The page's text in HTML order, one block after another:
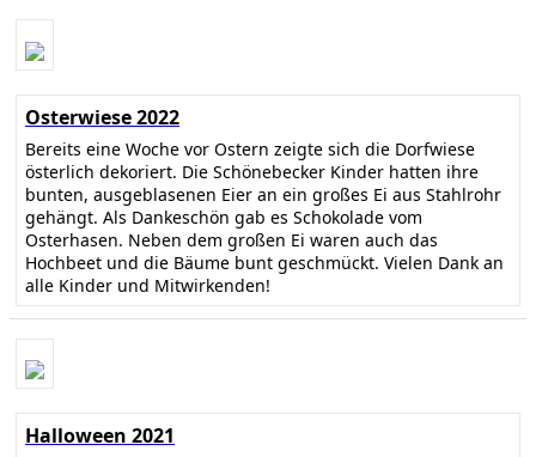
Osterwiese 2022
Bereits eine Woche vor Ostern zeigte sich die Dorfwiese
österlich dekoriert. Die Schönebecker Kinder hatten ihre
bunten, ausgeblasenen Eier an ein großes Ei aus Stahlrohr
gehängt. Als Dankeschön gab es Schokolade vom
Osterhasen. Neben dem großen Ei waren auch das
Hochbeet und die Bäume bunt geschmückt. Vielen Dank an
alle Kinder und Mitwirkenden!
Halloween 2021